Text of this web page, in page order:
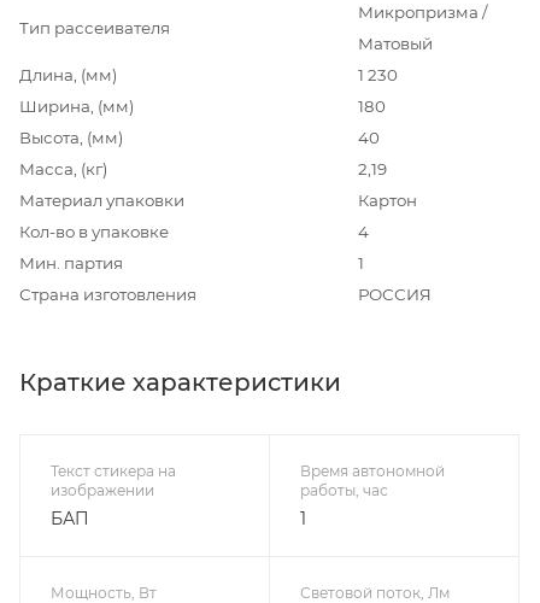
Тип рассеивателя
Микропризма /
Матовый
Длина, (мм)
1 230
Ширина, (мм)
180
Высота, (мм)
40
Масса, (кг)
2,19
Материал упаковки
Картон
Кол-во в упаковке
4
Мин. партия
1
Страна изготовления
РОССИЯ
Краткие характеристики
Текст стикера на
изображении
БАП
Время автономной
работы, час
1
Мощность, Вт Световой поток, Лм